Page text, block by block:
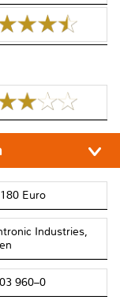
Euro
Industries,
960–0